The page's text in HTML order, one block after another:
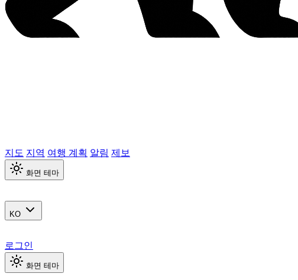
지도 지역 여행 계획 알림 제보
화면 테마
KO
로그인
화면 테마